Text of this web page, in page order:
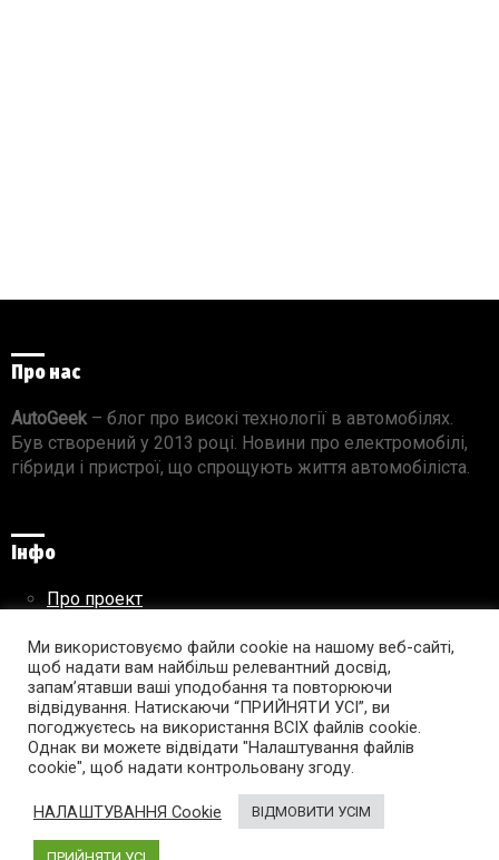
Про нас
AutoGeek– блог про високі технології в автомобілях.
Був створений у 2013 році. Новини про електромобілі,
гібриди і пристрої, що спрощують життя автомобіліста.
Інфо
Про проект
Правила використання матеріалів
Підпишись на AutoGeek!
facebooktwitter instagramyoutube tumblr linkedin
Ми використовуємо файли cookie на нашому веб-сайті,
щоб надати вам найбільш релевантний досвід,
запам’ятавши ваші уподобання та повторюючи
відвідування. Натискаючи “ПРИЙНЯТИ УСІ”, ви
погоджуєтесь на використання ВСІХ файлів cookie.
Однак ви можете відвідати "Налаштування файлів
cookie", щоб надати контрольовану згоду.
НАЛАШТУВАННЯ Cookie ВІДМОВИТИ УСІМ